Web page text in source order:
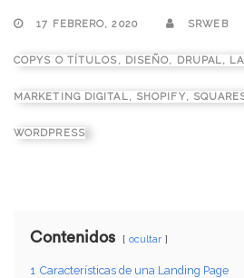
17 FEBRERO, 2020 SRWEB
COPYS O TÍTULOS, DISEÑO, DRUPAL,
MARKETING DIGITAL, SHOPIFY,
WORDPRESS
Contenidos ocultar
1 Características de una Landing Page